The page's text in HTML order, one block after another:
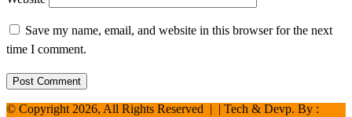
Save my name, email, and website in this browser for the next
time I comment.
© Copyright 2026, All Rights Reserved | | Tech & Devp. By :